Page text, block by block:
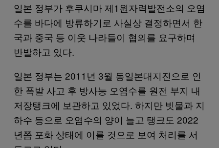
일본 정부가 후쿠시마 제1원자력발전소의 오염
수를 바다에 방류하기로 사실상 결정하면서 한
국과 중국 등 이웃 나라들이 협의를 요구하며
반발하고 있다.
일본 정부는 2011년 3월 동일본대지진으로 인
한 폭발 사고 후 방사능 오염수를 원전 부지 내
저장탱크에 보관하고 있었다. 하지만 빗물과 지
하수 등으로 오염수의 양이 늘고 탱크도 2022
년쯤 포화 상태에 이를 것으로 보여 처리를 서